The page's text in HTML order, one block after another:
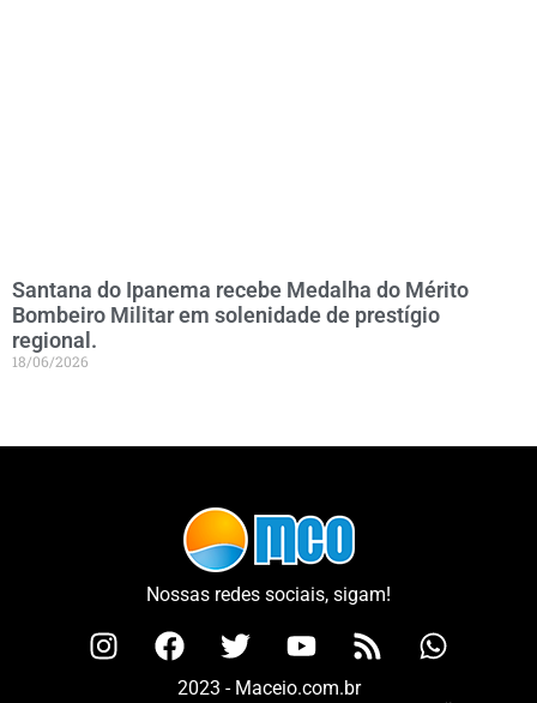
Santana do Ipanema recebe Medalha do Mérito
Bombeiro Militar em solenidade de prestígio
regional.
18/06/2026
Nossas redes sociais, sigam!
2023 - Maceio.com.br